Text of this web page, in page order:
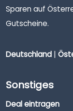
Sparen auf
Gutscheine.
Deutschland |
Sonstiges
Deal eintragen